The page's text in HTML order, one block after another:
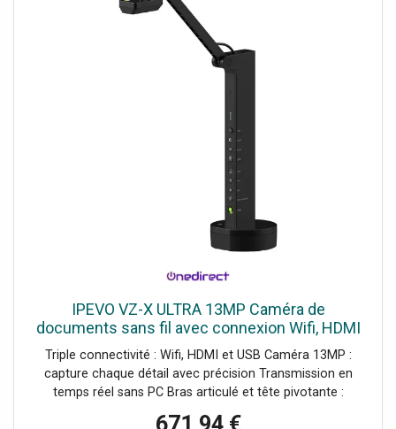
IPEVO VZ-X ULTRA 13MP Caméra de
documents sans fil avec connexion Wifi, HDMI
et USB pour capturer en temps réel depuis tous
vos appareils.
Triple connectivité : Wifi, HDMI et USB Caméra 13MP :
capture chaque détail avec précision Transmission en
temps réel sans PC Bras articulé et tête pivotante :